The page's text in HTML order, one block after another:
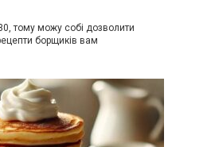
тому можу собі дозволити
борщиків вам